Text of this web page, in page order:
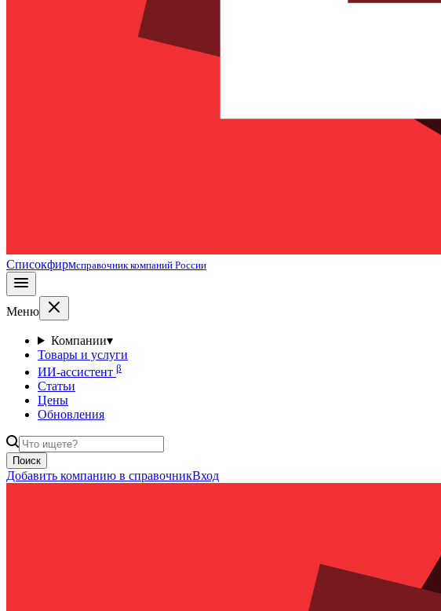
Списокфирмсправочник компаний России
Меню
Компании▾
Товары и услуги
ИИ-ассистент β
Статьи
Цены
Обновления
Поиск
Добавить компанию в справочникВход